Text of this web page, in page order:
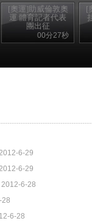
[奧運]助威倫敦奧
運 體育記者代表
團出征
00分27秒
[
6-29
6-29
2012-6-28
28
6-28